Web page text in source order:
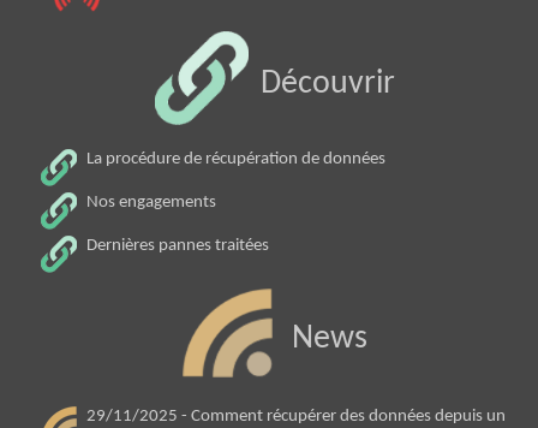
Découvrir
La procédure de récupération de données
Nos engagements
Dernières pannes traitées
News
29/11/2025 - Comment récupérer des données depuis un